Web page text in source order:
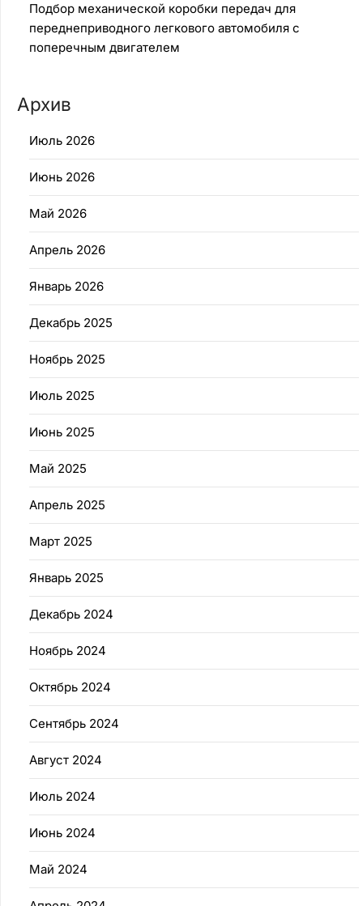
Подбор механической коробки передач для
переднеприводного легкового автомобиля с
поперечным двигателем
Архив
Июль 2026
Июнь 2026
Май 2026
Апрель 2026
Январь 2026
Декабрь 2025
Ноябрь 2025
Июль 2025
Июнь 2025
Май 2025
Апрель 2025
Март 2025
Январь 2025
Декабрь 2024
Ноябрь 2024
Октябрь 2024
Сентябрь 2024
Август 2024
Июль 2024
Июнь 2024
Май 2024